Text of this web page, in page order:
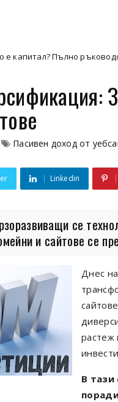
ръководство за видовете
Пасивен доход от
Linkedin
се
и сайтове се
Днес
растеж
В тази